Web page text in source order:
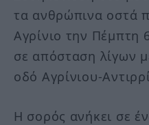
τα ανθρώπινα οστά
Αγρίνιο την Πέμπτη
σε απόσταση λίγων
οδό Αγρίνιου-
Η σορός ανήκει σε